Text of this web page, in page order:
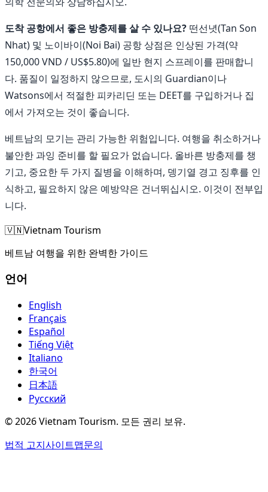
도착 공항에서 좋은 방충제를 살 수 있나요? 떤선녓(Tan Son
Nhat) 및 노이바이(Noi Bai) 공항 상점은 인상된 가격(약
150,000 VND / US$5.80)에 일반 현지 스프레이를 판매합니
다. 품질이 일정하지 않으므로, 도시의 Guardian이나
Watsons에서 적절한 피카리딘 또는 DEET를 구입하거나 집
에서 가져오는 것이 좋습니다.
베트남의 모기는 관리 가능한 위험입니다. 여행을 취소하거나
불안한 과잉 준비를 할 필요가 없습니다. 올바른 방충제를 챙
기고, 중요한 두 가지 질병을 이해하며, 뎅기열 경고 징후를 인
식하고, 필요하지 않은 예방약은 건너뛰십시오. 이것이 전부입
니다.
🇻🇳Vietnam Tourism
베트남 여행을 위한 완벽한 가이드
언어
English
Français
Español
Tiếng Việt
Italiano
한국어
日本語
Русский
©2026Vietnam Tourism. 모든 권리 보유.
법적 고지사이트맵문의